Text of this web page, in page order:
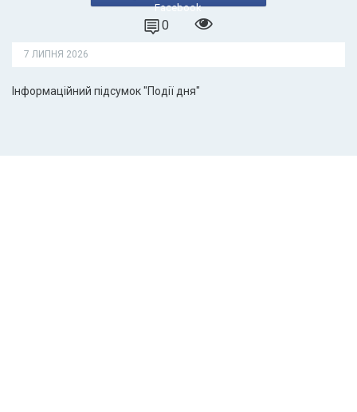
Facebook
0
7 ЛИПНЯ 2026
Інформаційний підсумок "Події дня"